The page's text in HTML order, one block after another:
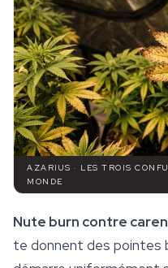
AZARIUS · LES TROIS
MONDE
Nute burn contre
te donnent des pointes